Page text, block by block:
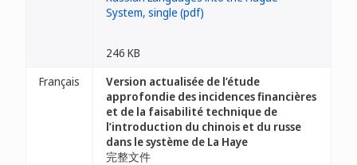
246 KB
Français
Version actualisée de l’étude
approfondie des incidences financières
et de la faisabilité technique de
l’introduction du chinois et du russe
dans le système de La Haye
完整文件